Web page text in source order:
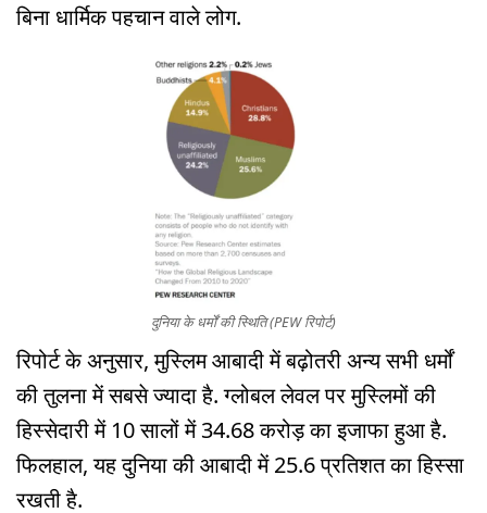
बिना धार्मिक पहचान वाले लोग.
दुनिया के धर्मों की स्थिति (PEW रिपोर्ट)
रिपोर्ट के अनुसार, मुस्लिम आबादी में बढ़ोतरी अन्य सभी धर्मों
की तुलना में सबसे ज्यादा है. ग्लोबल लेवल पर मुस्लिमों की
हिस्सेदारी में 10 सालों में 34.68 करोड़ का इजाफा हुआ है.
फिलहाल, यह दुनिया की आबादी में 25.6 प्रतिशत का हिस्सा
रखती है.